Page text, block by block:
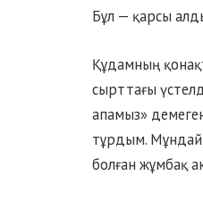
Бұл — қарсы
Құдамның
сырттағы
апамыз»
тұрдым. Мұндай
болған жұмбақ